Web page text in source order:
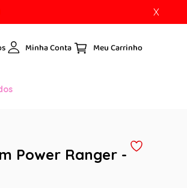
X
Minha Conta
Power Ranger -